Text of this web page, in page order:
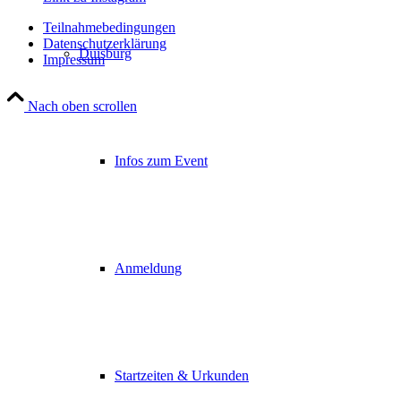
Duisburg
Infos zum Event
Anmeldung
Startzeiten & Urkunden
Teilnahmebedingungen
Datenschutzerklärung
Impressum
Nach oben scrollen